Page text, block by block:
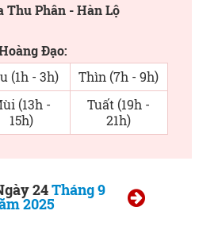
Thu Phân - Hàn Lộ
Đạo:
(1h - 3h) Thìn (7h - 9h)
(13h -
15h)
Tuất (19h -
21h)
24Tháng 9
2025